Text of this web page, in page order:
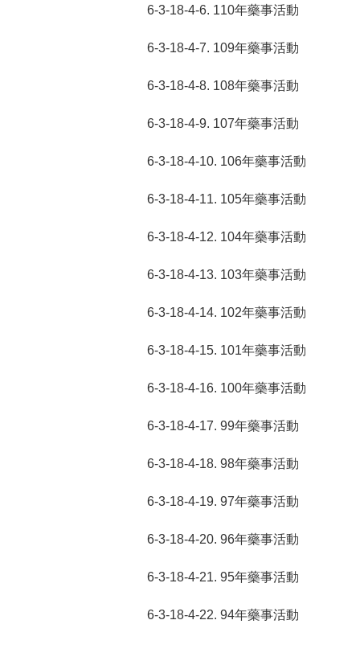
6-3-18-4-6. 110年藥事活動
6-3-18-4-7. 109年藥事活動
6-3-18-4-8. 108年藥事活動
6-3-18-4-9. 107年藥事活動
6-3-18-4-10. 106年藥事活動
6-3-18-4-11. 105年藥事活動
6-3-18-4-12. 104年藥事活動
6-3-18-4-13. 103年藥事活動
6-3-18-4-14. 102年藥事活動
6-3-18-4-15. 101年藥事活動
6-3-18-4-16. 100年藥事活動
6-3-18-4-17. 99年藥事活動
6-3-18-4-18. 98年藥事活動
6-3-18-4-19. 97年藥事活動
6-3-18-4-20. 96年藥事活動
6-3-18-4-21. 95年藥事活動
6-3-18-4-22. 94年藥事活動